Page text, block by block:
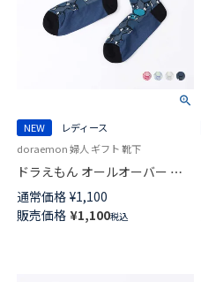
NEW
レディース
doraemon 婦人 ギフト 靴下
ドラえもん オールオーバー ク
ルー丈 カジュアル ソックス レ
ディース 03297124
通常価格 ¥1,100
販売価格 ¥1,100税込